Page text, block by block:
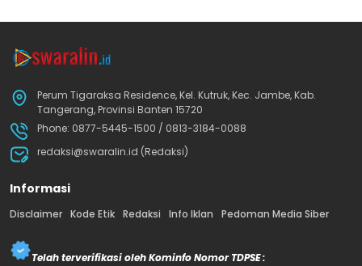
Perum Tigaraksa Residence, Kel. Kutruk, Kec. Jambe, Kab.
Tangerang, Provinsi Banten 15720
Phone: 0877-5445-1500 / 0813-3184-0088
redaksi@swaralin.id (Redaksi)
Informasi
Disclaimer Kode Etik Redaksi Info Iklan Pedoman Media Siber
Telah terverifikasi oleh Kominfo Nomor TDPSE :